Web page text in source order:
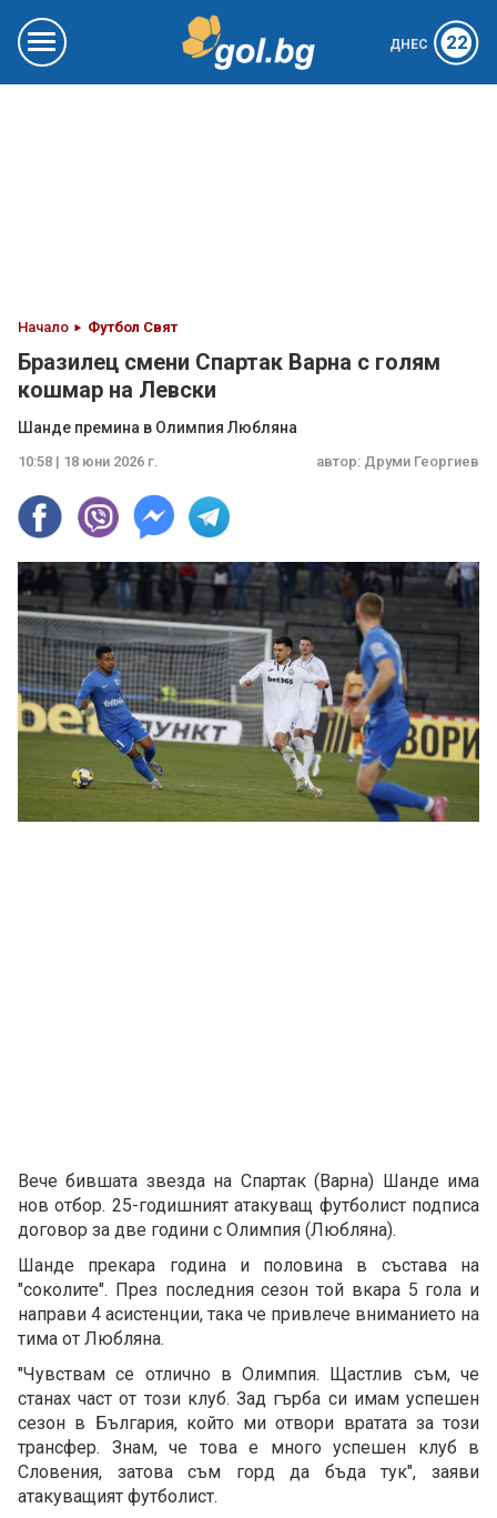
ДНЕС 22
Начало Футбол Свят
Бразилец смени Спартак Варна с голям
кошмар на Левски
Шанде премина в Олимпия Любляна
10:58 | 18 юни 2026 г. автор: Друми Георгиев
Вече бившата звезда на Спартак (Варна) Шанде има
нов отбор. 25-годишният атакуващ футболист подписа
договор за две години с Олимпия (Любляна).
Шанде прекара година и половина в състава на
"соколите". През последния сезон той вкара 5 гола и
направи 4 асистенции, така че привлече вниманието на
тима от Любляна.
"Чувствам се отлично в Олимпия. Щастлив съм, че
станах част от този клуб. Зад гърба си имам успешен
сезон в България, който ми отвори вратата за този
трансфер. Знам, че това е много успешен клуб в
Словения, затова съм горд да бъда тук", заяви
атакуващият футболист.